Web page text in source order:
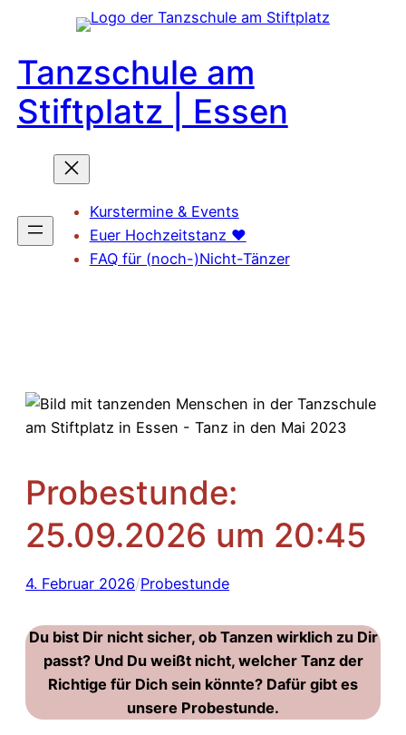
springen
Tanzschule am
Stiftplatz | Essen
Kurstermine & Events
Euer Hochzeitstanz ❤️
FAQ für (noch-)Nicht-Tänzer
Probestunde:
25.09.2026 um 20:45
4. Februar 2026/Probestunde
Du bist Dir nicht sicher, ob Tanzen wirklich zu Dir
passt? Und Du weißt nicht, welcher Tanz der
Richtige für Dich sein könnte? Dafür gibt es
unsere Probestunde.